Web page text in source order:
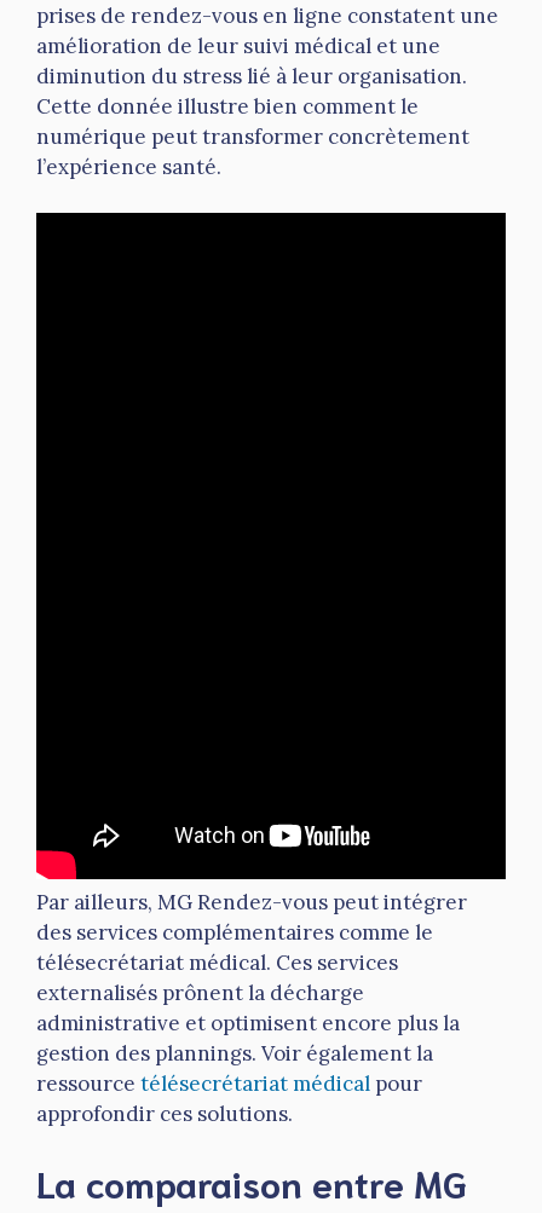
prises de rendez-vous en ligne constatent une
amélioration de leur suivi médical et une
diminution du stress lié à leur organisation.
Cette donnée illustre bien comment le
numérique peut transformer concrètement
l’expérience santé.
Par ailleurs, MG Rendez-vous peut intégrer
des services complémentaires comme le
télésecrétariat médical. Ces services
externalisés prônent la décharge
administrative et optimisent encore plus la
gestion des plannings. Voir également la
ressource télésecrétariat médical pour
approfondir ces solutions.
La comparaison entre MG